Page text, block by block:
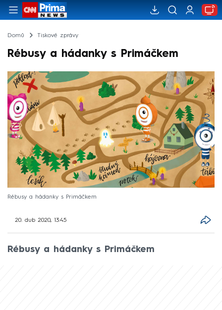
Domů Tiskové zprávy
Rébusy a hádanky s Primáčkem
Rébusy a hádanky s Primáčkem
20. dub 2020, 13:45
Rébusy a hádanky s Primáčkem